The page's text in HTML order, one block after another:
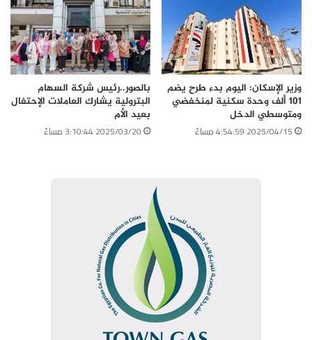
وزير الإسكان: اليوم بدء طرح يضم
101 ألف وحدة سكنية لمنخفضي
ومتوسطي الدخل
2025/04/15 4:54:59 مساءً
بالصور..رئيس شركة السهام
البترولية يشارك العاملات الإحتفال
بعيد الأم
2025/03/20 3:10:44 مساءً